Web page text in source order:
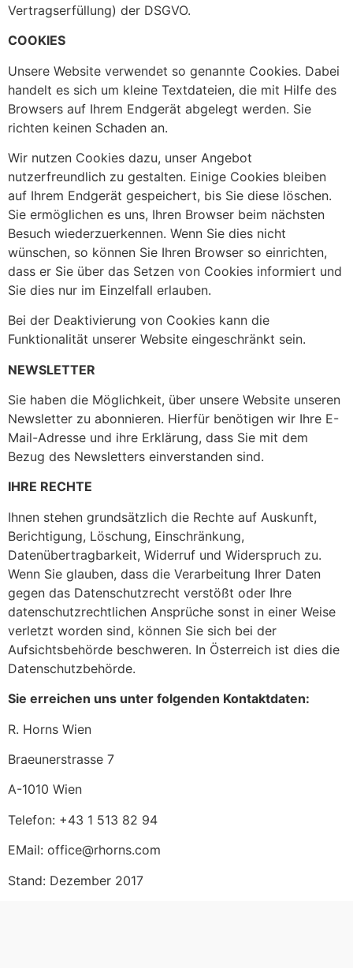
Vertragserfüllung) der DSGVO.
COOKIES
Unsere Website verwendet so genannte Cookies. Dabei
handelt es sich um kleine Textdateien, die mit Hilfe des
Browsers auf Ihrem Endgerät abgelegt werden. Sie
richten keinen Schaden an.
Wir nutzen Cookies dazu, unser Angebot
nutzerfreundlich zu gestalten. Einige Cookies bleiben
auf Ihrem Endgerät gespeichert, bis Sie diese löschen.
Sie ermöglichen es uns, Ihren Browser beim nächsten
Besuch wiederzuerkennen. Wenn Sie dies nicht
wünschen, so können Sie Ihren Browser so einrichten,
dass er Sie über das Setzen von Cookies informiert und
Sie dies nur im Einzelfall erlauben.
Bei der Deaktivierung von Cookies kann die
Funktionalität unserer Website eingeschränkt sein.
NEWSLETTER
Sie haben die Möglichkeit, über unsere Website unseren
Newsletter zu abonnieren. Hierfür benötigen wir Ihre E-
Mail-Adresse und ihre Erklärung, dass Sie mit dem
Bezug des Newsletters einverstanden sind.
IHRE RECHTE
Ihnen stehen grundsätzlich die Rechte auf Auskunft,
Berichtigung, Löschung, Einschränkung,
Datenübertragbarkeit, Widerruf und Widerspruch zu.
Wenn Sie glauben, dass die Verarbeitung Ihrer Daten
gegen das Datenschutzrecht verstößt oder Ihre
datenschutzrechtlichen Ansprüche sonst in einer Weise
verletzt worden sind, können Sie sich bei der
Aufsichtsbehörde beschweren. In Österreich ist dies die
Datenschutzbehörde.
Sie erreichen uns unter folgenden Kontaktdaten:
R. Horns Wien
Braeunerstrasse 7
A-1010 Wien
Telefon: +43 1 513 82 94
EMail: office@rhorns.com
Stand: Dezember 2017